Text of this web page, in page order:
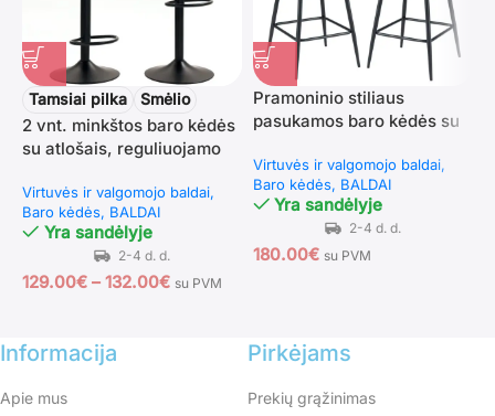
Tamsiai pilka Smėlio
2 vnt. minkštos baro kėdės
su atlošais, reguliuojamo
Virtuvės ir valgomojo baldai
Baro kėdės BALDAI
Yra sandėlyje
129.00€ – 132.00€ su PVM
Pramoninio stiliaus
pasukamos baro kėdės su
(Juoda)
Virtuvės ir valgomojo baldai
Baro kėdės BALDAI
Yra sandėlyje
180.00€ su PVM
Informacija
Apie mus
Pirkėjams
Prekių grąžinimas